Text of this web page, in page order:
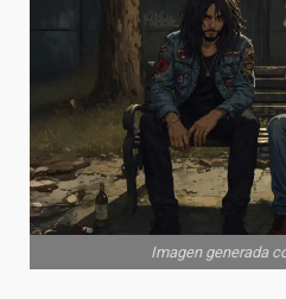
Imagen generada